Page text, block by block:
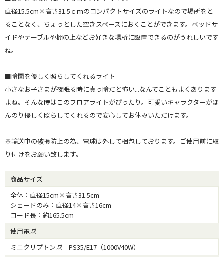
直径15.5cm×高さ31.5ｃｍのコンパクトサイズのライトなので場所をと
ることなく、ちょっとした空きスペースにおくことができます。ベッドサ
イドやテーブルや棚の上などお好きな場所に設置できるのがうれしいです
ね。
■暗闇を優しく照らしてくれるライト
小さなお子さまが夜眠る時に真っ暗だと怖い...なんてこともよくあります
よね。そんな時はこのフロアライトがぴったり。可愛いキャラクターがほ
んのり優しく照らしてくれるので安心してお休みいただけます。
※輸送中の破損防止の為、電球は外して梱包しております。ご使用前に取
り付けをお願い致します。
商品サイズ
全体：直径15cm×高さ31.5cm
シェードのみ：直径14×高さ16cm
コード長：約165.5cm
使用電球
ミニクリプトン球 PS35/E17（1000V40W）